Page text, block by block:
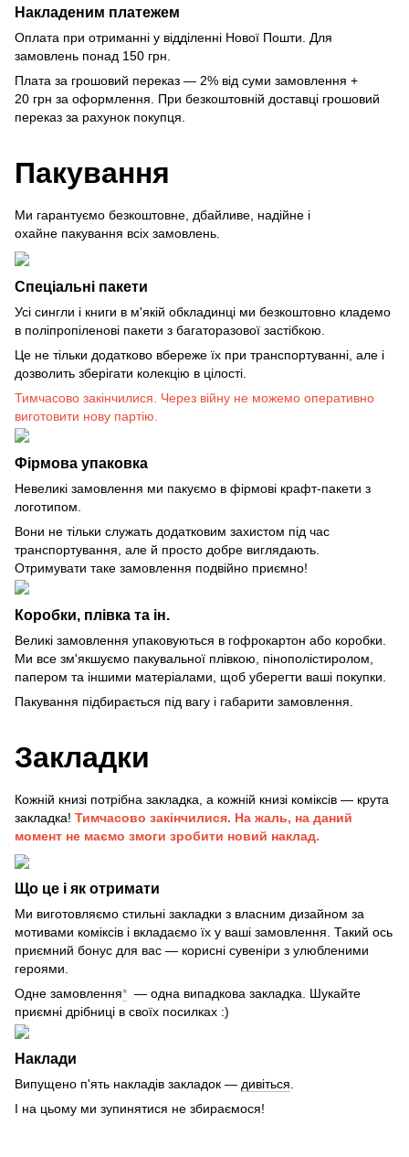
Накладеним платежем
Оплата при отриманні у відділенні Нової Пошти. Для
замовлень понад 150 грн.
Плата за грошовий переказ — 2% від суми замовлення +
20 грн за оформлення. При безкоштовній доставці грошовий
переказ за рахунок покупця.
Пакування
Ми гарантуємо безкоштовне, дбайливе, надійне і
охайне пакування всіх замовлень.
Спеціальні пакети
Усі сингли і книги в м'якій обкладинці ми безкоштовно кладемо
в поліпропіленові пакети з багаторазової застібкою.
Це не тільки додатково вбереже їх при транспортуванні, але і
дозволить зберігати колекцію в цілості.
Тимчасово закінчилися. Через війну не можемо оперативно
виготовити нову партію.
Фірмова упаковка
Невеликі замовлення ми пакуємо в фірмові крафт-пакети з
логотипом.
Вони не тільки служать додатковим захистом під час
транспортування, але й просто добре виглядають.
Отримувати таке замовлення подвійно приємно!
Коробки, плівка та ін.
Великі замовлення упаковуються в гофрокартон або коробки.
Ми все зм'якшуємо пакувальної плівкою, пінополістиролом,
папером та іншими матеріалами, щоб уберегти ваші покупки.
Пакування підбирається під вагу і габарити замовлення.
Закладки
Кожній книзі потрібна закладка, а кожній книзі коміксів — крута
закладка! Тимчасово закінчилися. На жаль, на даний
момент не маємо змоги зробити новий наклад.
Що це і як отримати
Ми виготовляємо стильні закладки з власним дизайном за
мотивами коміксів і вкладаємо їх у ваші замовлення. Такий ось
приємний бонус для вас — корисні сувеніри з улюбленими
героями.
Одне замовлення* — одна випадкова закладка. Шукайте
приємні дрібниці в своїх посилках :)
Наклади
Випущено п'ять накладів закладок — дивіться
І на цьому ми зупинятися не збираємося!